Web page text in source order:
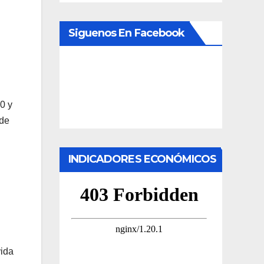
y
Siguenos En Facebook
INDICADORES ECONÓMICOS